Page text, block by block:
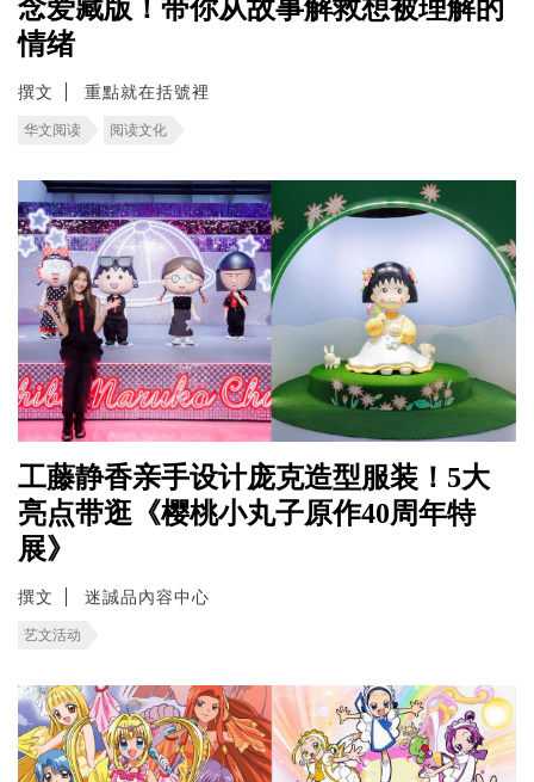
念爱藏版！带你从故事解救想被理解的
情绪
撰文 重點就在括號裡
华文阅读 阅读文化
工藤静香亲手设计庞克造型服装！5大
亮点带逛《樱桃小丸子原作40周年特
展》
撰文 迷誠品內容中心
艺文活动